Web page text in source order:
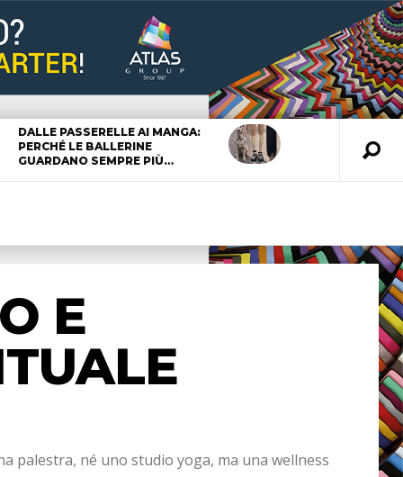
DALLE PASSERELLE AI MANGA:
PERCHÉ LE BALLERINE
GUARDANO SEMPRE PIÙ…
E
palestra, né uno studio yoga, ma una wellness